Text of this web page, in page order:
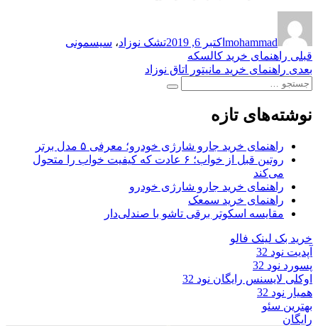
mohammadدر
اکتبر 6, 2019 تشک نوزاد، سیسمونی
راهبری
نوشته
قبلی نوشته
قبلی:
راهنمای خرید کالسکه
بعدی نوشته
بعدی:
راهنمای خرید مانیتور اتاق نوزاد
جستجو
جستجو
نوشته‌های تازه
راهنمای خرید جارو شارژی خودرو؛ معرفی ۵ مدل برتر
روتین قبل از خواب؛ ۶ عادت که کیفیت خواب را متحول
می‌کند
راهنمای خرید جارو شارژی خودرو
راهنمای خرید سمعک
مقایسه اسکوتر برقی تاشو با صندلی‌دار
خرید بک لینک فالو
آپدیت نود 32
پسورد نود 32
اوکلی لایسنس رایگان نود 32
همیار نود 32
بهترین سئو
رایگان